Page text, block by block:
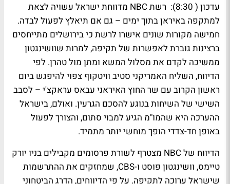
עדכון ( 8:30): רשת NBC מדווחת ישראל עשויה לצאת
למתקפה באיראן בתוך ימים – גם אם תיאלץ לפעול לבדה.
חמישה מקורות שונים אישרו לרשת כי בירושלים מתייחסים
ברצינות גוברת לאפשרות של תקיפה, למרות שוושינגטון
ממשיכה לקדם את מסלול המשא ומתן מול טהרן. לפי
הדיווח, השליח האמריקני סטיב וויטקוף צפוי להיפגש ביום
ראשון הקרוב עם שר החוץ האיראני עבאס עראקצ'י – לסבב
השישי של השיחות בנוגע להסכם הגרעין. ואולם, בישראל
ההערכה היא שהמו"מ הגיע למבוי סתום, והצורך לפעול
באופן חד-צדדי הופך מוחשי יותר מתמיד.
הדיווח של NBC מצטרף לשורת פרסומים מקבילים בניו יורק
טיימס, וושינגטון פוסט ו-CBS, שמחזקים את ההתרשמות
שישראל ערוכה לתקיפה. על פי הדיווחים, הדרג הביטחוני